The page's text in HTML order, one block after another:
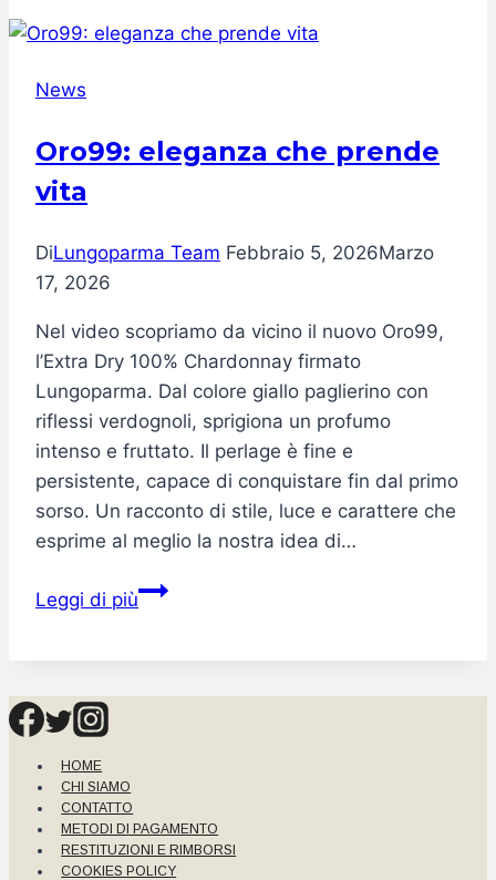
il
GialloZafferano
News
Oro99: eleganza che prende
vita
DiLungoparma Team Febbraio 5, 2026Marzo
17, 2026
Nel video scopriamo da vicino il nuovo Oro99,
l’Extra Dry 100% Chardonnay firmato
Lungoparma. Dal colore giallo paglierino con
riflessi verdognoli, sprigiona un profumo
intenso e fruttato. Il perlage è fine e
persistente, capace di conquistare fin dal primo
sorso. Un racconto di stile, luce e carattere che
esprime al meglio la nostra idea di…
Leggi di piùOro99:
HOME
CHI SIAMO
CONTATTO
METODI DI PAGAMENTO
RESTITUZIONI E RIMBORSI
COOKIES POLICY